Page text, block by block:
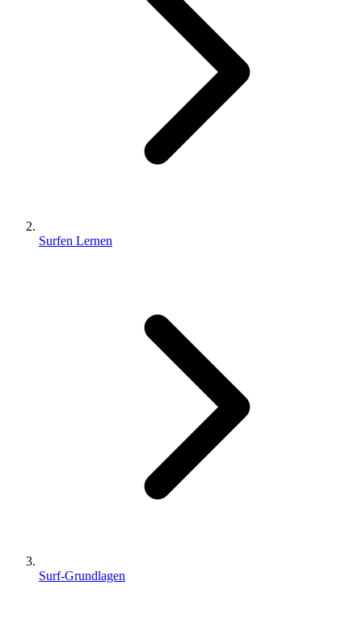
Surfen Lernen
Surf-Grundlagen